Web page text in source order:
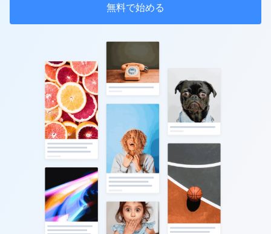
無料で始める